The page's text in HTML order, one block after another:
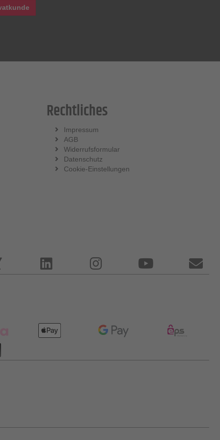
Rechtliches
Impressum
AGB
Widerrufsformular
Datenschutz
Cookie-Einstellungen